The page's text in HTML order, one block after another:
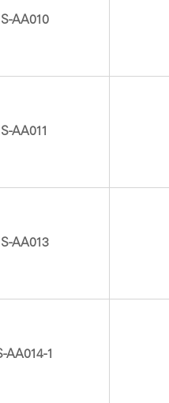
AA010
AA011
AA013
AA014-1